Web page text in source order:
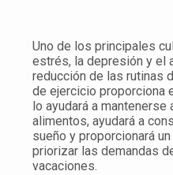
Uno de los principales
estrés, la depresión y el
reducción de las rutinas
de ejercicio proporciona
lo ayudará a
alimentos, ayudará a
sueño y proporcionará
priorizar las demandas
vacaciones.